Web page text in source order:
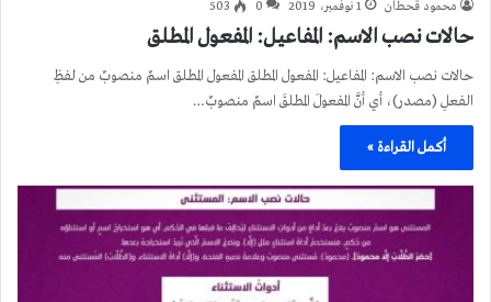
محمود قحطان 1 نوفمبر، 2019 0
503
حالات نصب الاسم: المفاعيل: المفعول المطلق
حالات نصب الاسم: المفاعيل: المفعول المطلق المفعول المطلق اسمٌ منصوبٌ من لفظِ
الفعلِ (مصدر)، أي أنَّ المفعولَ المطلقَ اسمٌ منصوبٌ…
أكمل القراءة »